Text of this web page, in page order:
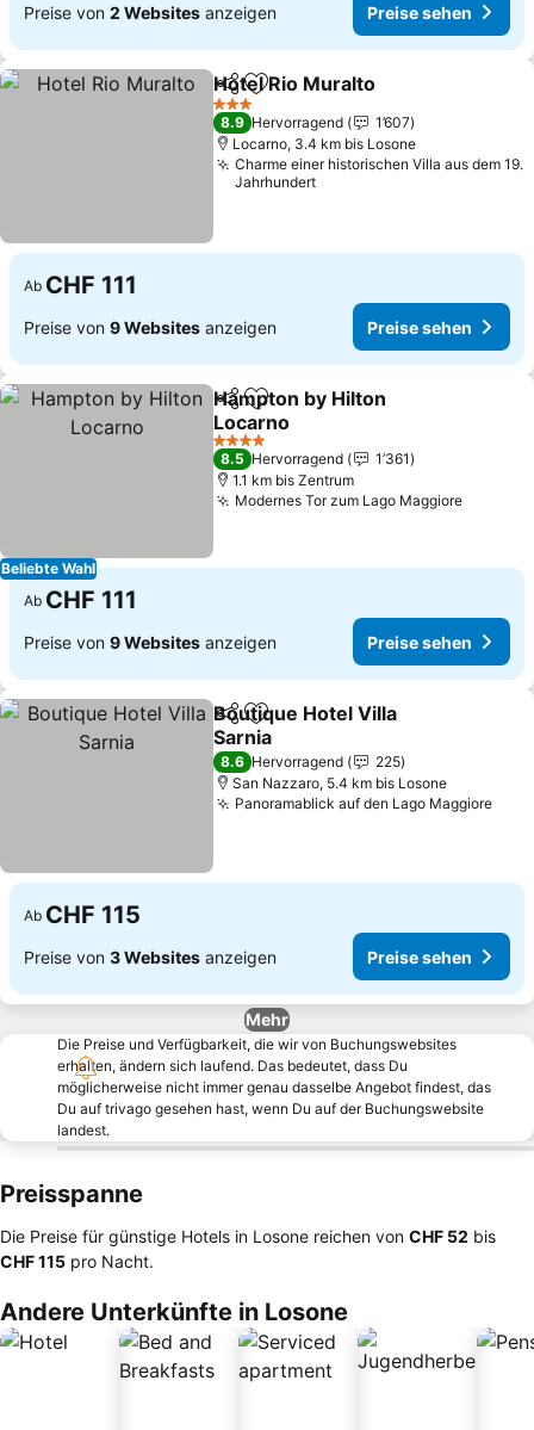
Preise von 2 Websites anzeigen Preise sehen
TeilenZu Favoriten hinzufügen
Hotel Rio Muralto
3 Sterne
8.9 Hervorragend
1’607
Locarno, 3.4 km bis Losone
Charme einer historischen Villa aus dem 19.
Jahrhundert
Ab CHF 111
Preise von 9 Websites anzeigen Preise sehen
Beliebte Wahl
TeilenZu Favoriten hinzufügen
Hampton by Hilton
Locarno
4 Sterne
8.5 Hervorragend
1’361
1.1 km bis Zentrum
Modernes Tor zum Lago Maggiore
Ab CHF 111
Preise von 9 Websites anzeigen Preise sehen
TeilenZu Favoriten hinzufügen
Boutique Hotel Villa
Sarnia
8.6 Hervorragend
225
San Nazzaro, 5.4 km bis Losone
Panoramablick auf den Lago Maggiore
Ab CHF 115
Preise von 3 Websites anzeigen Preise sehen
Mehr
Die Preise und Verfügbarkeit, die wir von Buchungswebsites
erhalten, ändern sich laufend. Das bedeutet, dass Du
möglicherweise nicht immer genau dasselbe Angebot findest, das
Du auf trivago gesehen hast, wenn Du auf der Buchungswebsite
landest.
Preisspanne
Die Preise für günstige Hotels in Losone reichen von ‎CHF 52 bis
‎CHF 115 pro Nacht.
Andere Unterkünfte in Losone